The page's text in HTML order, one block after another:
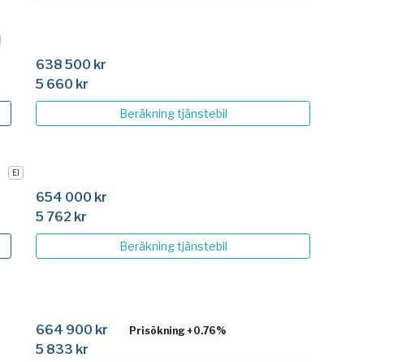
638 500 kr
5 660 kr
Beräkningtjänstebil
El
654 000 kr
5 762 kr
Beräkningtjänstebil
664 900 kr Prisökning +0.76%
5 833 kr